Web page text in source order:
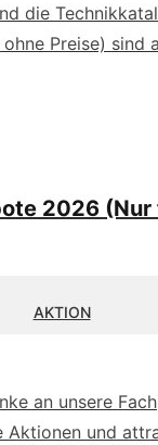
die
Preise) sind
2026 (Nur
AKTION
an unsere
Aktionen und